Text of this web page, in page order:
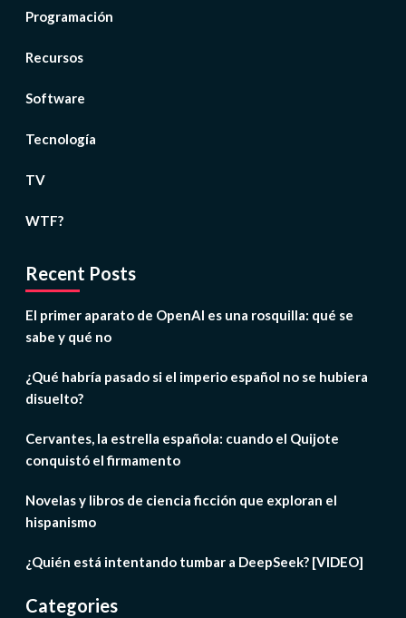
Programación
Recursos
Software
Tecnología
TV
WTF?
Recent Posts
El primer aparato de OpenAI es una rosquilla: qué se
sabe y qué no
¿Qué habría pasado si el imperio español no se hubiera
disuelto?
Cervantes, la estrella española: cuando el Quijote
conquistó el firmamento
Novelas y libros de ciencia ficción que exploran el
hispanismo
¿Quién está intentando tumbar a DeepSeek? [VIDEO]
Categories